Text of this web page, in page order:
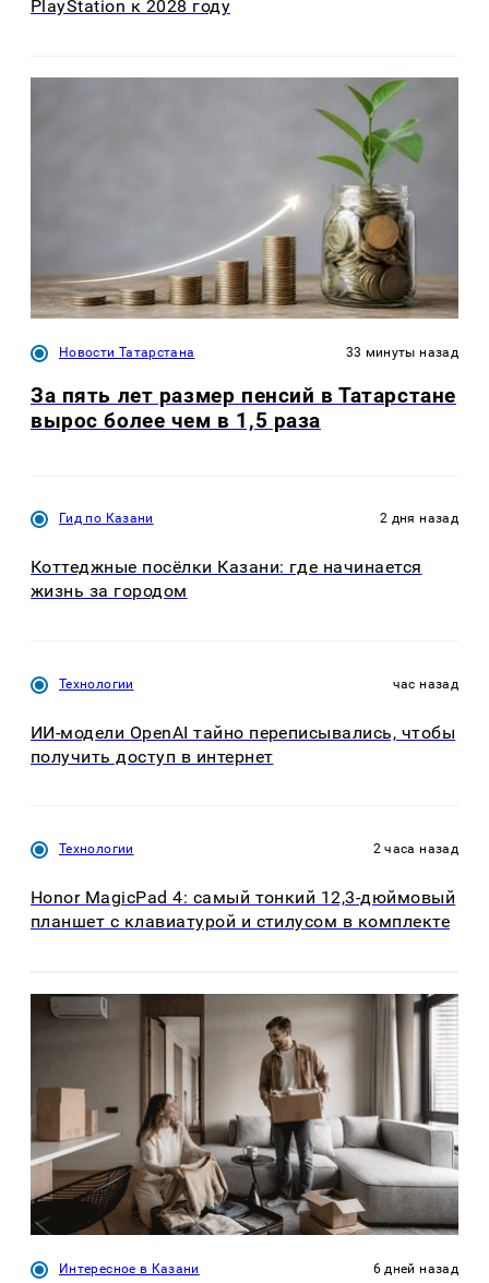
PlayStation к 2028 году
Новости Татарстана 33 минуты назад
За пять лет размер пенсий в Татарстане
вырос более чем в 1,5 раза
Гид по Казани 2 дня назад
Коттеджные посёлки Казани: где начинается
жизнь за городом
Технологии час назад
ИИ-модели OpenAI тайно переписывались, чтобы
получить доступ в интернет
Технологии 2 часа назад
Honor MagicPad 4: самый тонкий 12,3-дюймовый
планшет с клавиатурой и стилусом в комплекте
Интересное в Казани 6 дней назад